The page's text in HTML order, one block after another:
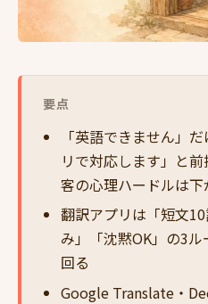
要点
「英語できません」
リで対応します」と
客の心理ハードルは下
翻訳アプリは「短文
み」「沈黙OK」の3
回る
Google Translate・